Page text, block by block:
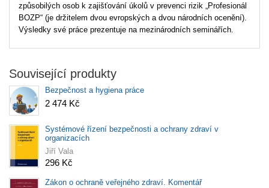
způsobilých osob k zajišťování úkolů v prevenci rizik „Profesionál
BOZP“ (je držitelem dvou evropských a dvou národních ocenění).
Výsledky své práce prezentuje na mezinárodních seminářích.
Související produkty
Bezpečnost a hygiena práce
2 474 Kč
Systémové řízení bezpečnosti a ochrany zdraví v
organizacích
Jiří Vala
296 Kč
Zákon o ochraně veřejného zdraví. Komentář